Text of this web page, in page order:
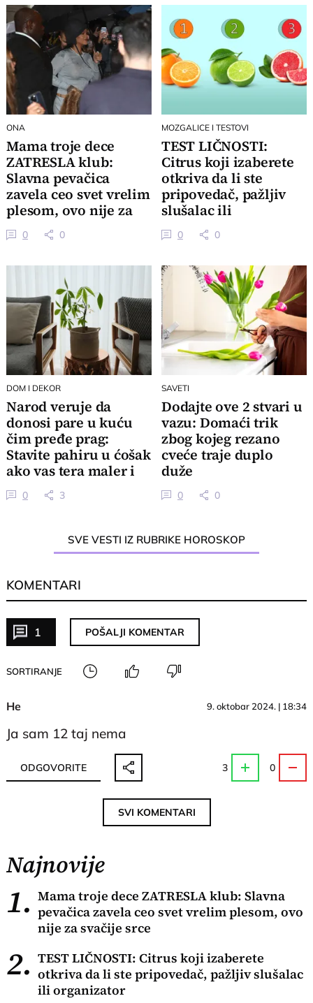
ONA
Mama troje dece
ZATRESLA klub:
Slavna pevačica
zavela ceo svet vrelim
plesom, ovo nije za
svačije srce
0 0
MOZGALICE I TESTOVI
TEST LIČNOSTI:
Citrus koji izaberete
otkriva da li ste
pripovedač, pažljiv
slušalac ili
organizator
0 0
DOM I DEKOR
Narod veruje da
donosi pare u kuću
čim pređe prag:
Stavite pahiru u ćošak
ako vas tera maler i
gledajte čudo
0 3
SAVETI
Dodajte ove 2 stvari u
vazu: Domaći trik
zbog kojeg rezano
cveće traje duplo
duže
0 0
SVE VESTI IZ RUBRIKE HOROSKOP
KOMENTARI
1 POŠALJI KOMENTAR
SORTIRANJE
He 9. oktobar 2024. | 18:34
Ja sam 12 taj nema
ODGOVORITE 3 0
SVI KOMENTARI
Najnovije
1. Mama troje dece ZATRESLA klub: Slavna
pevačica zavela ceo svet vrelim plesom, ovo
nije za svačije srce
2. TEST LIČNOSTI: Citrus koji izaberete
otkriva da li ste pripovedač, pažljiv slušalac
ili organizator